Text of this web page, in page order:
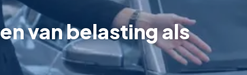
van belasting als